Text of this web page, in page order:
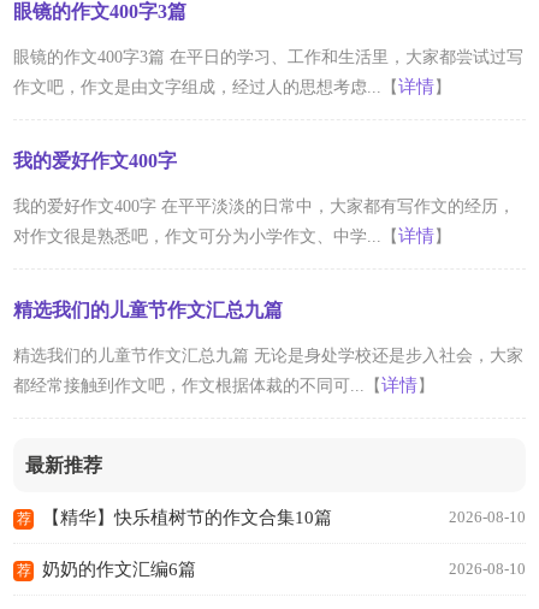
眼镜的作文400字3篇
眼镜的作文400字3篇 在平日的学习、工作和生活里，大家都尝试过写
作文吧，作文是由文字组成，经过人的思想考虑...【详情 】
我的爱好作文400字
我的爱好作文400字 在平平淡淡的日常中，大家都有写作文的经历，
对作文很是熟悉吧，作文可分为小学作文、中学...【详情 】
精选我们的儿童节作文汇总九篇
精选我们的儿童节作文汇总九篇 无论是身处学校还是步入社会，大家
都经常接触到作文吧，作文根据体裁的不同可...【详情 】
最新推荐
荐 【精华】快乐植树节的作文合集10篇 2026-08-10
荐 奶奶的作文汇编6篇 2026-08-10